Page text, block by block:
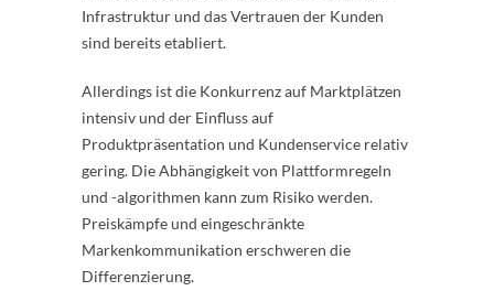
Infrastruktur und das Vertrauen der Kunden
sind bereits etabliert.
Allerdings ist die Konkurrenz auf Marktplätzen
intensiv und der Einfluss auf
Produktpräsentation und Kundenservice relativ
gering. Die Abhängigkeit von Plattformregeln
und -algorithmen kann zum Risiko werden.
Preiskämpfe und eingeschränkte
Markenkommunikation erschweren die
Differenzierung.